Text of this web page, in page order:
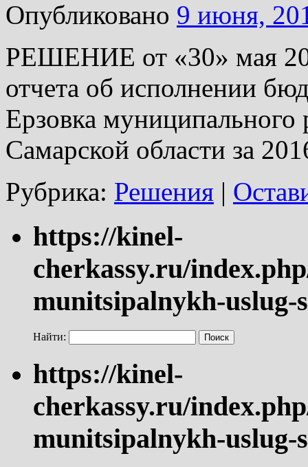
Опубликовано 9 июня,
РЕШЕНИЕ от «30» мая
отчета об исполнении
Ерзовка
Самарской области за
Рубрика: Решения |
https://kinel-
cherkassy.ru/
munitsipalnykh-uslug-
Найти:
https://kinel-
cherkassy.ru/
munitsipalnykh-uslug-